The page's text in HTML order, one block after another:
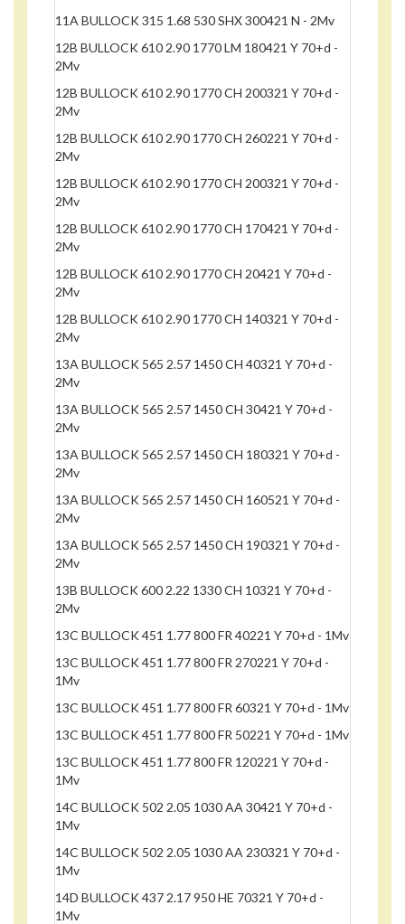
11A BULLOCK 315 1.68 530 SHX 300421 N - 2Mv
12B BULLOCK 610 2.90 1770 LM 180421 Y 70+d -
2Mv
12B BULLOCK 610 2.90 1770 CH 200321 Y 70+d -
2Mv
12B BULLOCK 610 2.90 1770 CH 260221 Y 70+d -
2Mv
12B BULLOCK 610 2.90 1770 CH 200321 Y 70+d -
2Mv
12B BULLOCK 610 2.90 1770 CH 170421 Y 70+d -
2Mv
12B BULLOCK 610 2.90 1770 CH 20421 Y 70+d -
2Mv
12B BULLOCK 610 2.90 1770 CH 140321 Y 70+d -
2Mv
13A BULLOCK 565 2.57 1450 CH 40321 Y 70+d -
2Mv
13A BULLOCK 565 2.57 1450 CH 30421 Y 70+d -
2Mv
13A BULLOCK 565 2.57 1450 CH 180321 Y 70+d -
2Mv
13A BULLOCK 565 2.57 1450 CH 160521 Y 70+d -
2Mv
13A BULLOCK 565 2.57 1450 CH 190321 Y 70+d -
2Mv
13B BULLOCK 600 2.22 1330 CH 10321 Y 70+d -
2Mv
13C BULLOCK 451 1.77 800 FR 40221 Y 70+d - 1Mv
13C BULLOCK 451 1.77 800 FR 270221 Y 70+d -
1Mv
13C BULLOCK 451 1.77 800 FR 60321 Y 70+d - 1Mv
13C BULLOCK 451 1.77 800 FR 50221 Y 70+d - 1Mv
13C BULLOCK 451 1.77 800 FR 120221 Y 70+d -
1Mv
14C BULLOCK 502 2.05 1030 AA 30421 Y 70+d -
1Mv
14C BULLOCK 502 2.05 1030 AA 230321 Y 70+d -
1Mv
14D BULLOCK 437 2.17 950 HE 70321 Y 70+d -
1Mv